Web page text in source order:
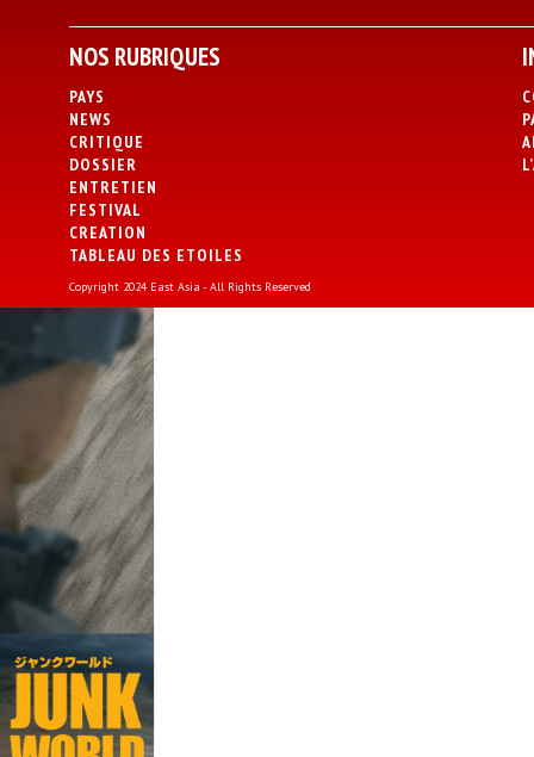
NOS RUBRIQUES
PAYS
NEWS
CRITIQUE
DOSSIER
ENTRETIEN
FESTIVAL
CREATION
TABLEAU DES ETOILES
Copyright 2024 East Asia - All Rights Reserved